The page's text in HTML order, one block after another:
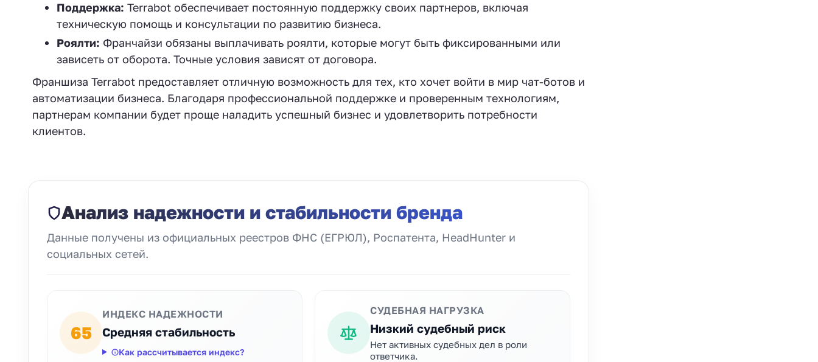
Поддержка: Terrabot обеспечивает постоянную поддержку своих партнеров, включая
техническую помощь и консультации по развитию бизнеса.
Роялти: Франчайзи обязаны выплачивать роялти, которые могут быть фиксированными или
зависеть от оборота. Точные условия зависят от договора.
Франшиза Terrabot предоставляет отличную возможность для тех, кто хочет войти в мир чат-ботов и
автоматизации бизнеса. Благодаря профессиональной поддержке и проверенным технологиям,
партнерам компании будет проще наладить успешный бизнес и удовлетворить потребности
клиентов.
Анализ надежности и стабильности бренда
Данные получены из официальных реестров ФНС (ЕГРЮЛ), Роспатента, HeadHunter и
социальных сетей.
65
ИНДЕКС НАДЕЖНОСТИ
Средняя стабильность
Как рассчитывается индекс?
СУДЕБНАЯ НАГРУЗКА
Низкий судебный риск
Нет активных судебных дел в роли
ответчика.